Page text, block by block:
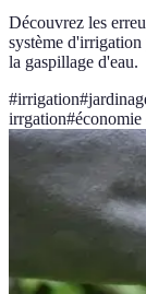
Découvrez les
système
la gaspillage d'eau.
#irrigation#
irrgation#économie